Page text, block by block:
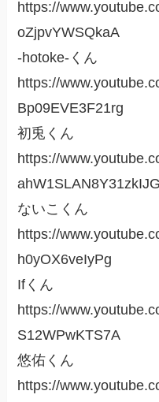
https://
oZjpvYWSQkaA
-hotoke-くん
https://
Bp09EVE3F21rg
初兎くん
https://
ないこくん
https://
h0yOX6veIyPg
Ifくん
https://
S12WPwKTS7A
悠佑くん
https://